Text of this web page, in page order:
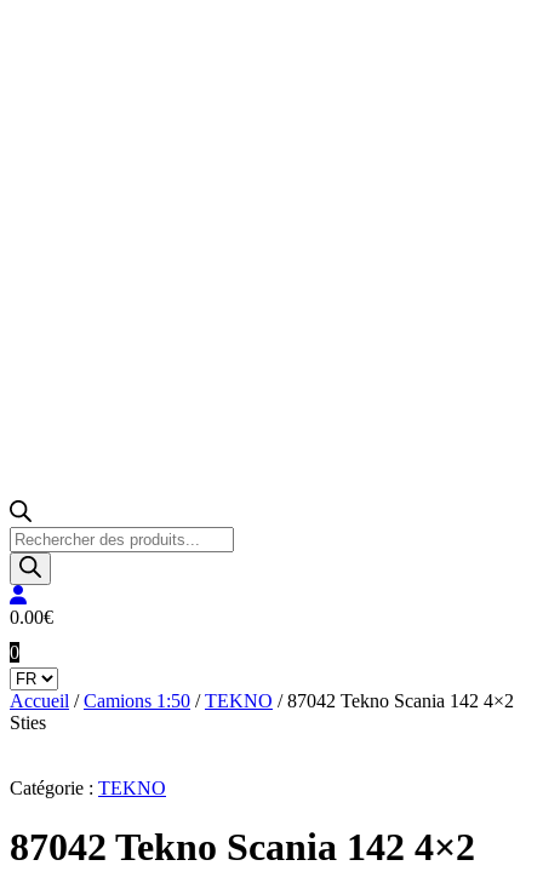
Recherche
de
produits
0.00€
0
Accueil /Camions 1:50 /TEKNO / 87042 Tekno Scania 142 4×2
Sties
Catégorie : TEKNO
87042 Tekno Scania 142 4×2